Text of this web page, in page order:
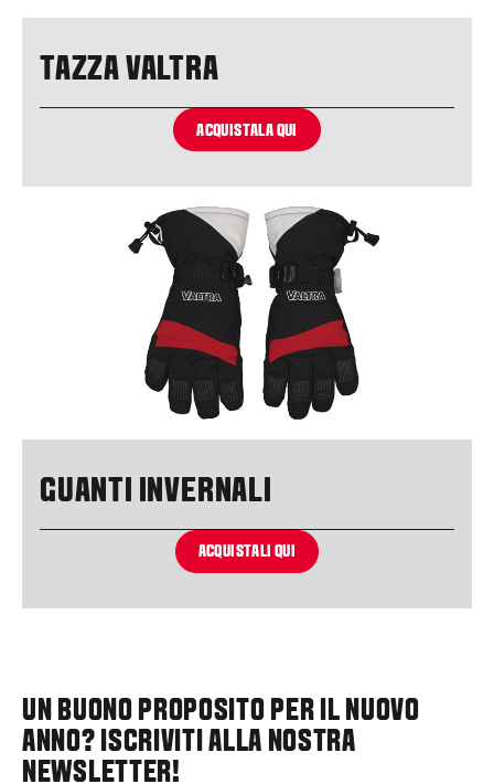
TAZZA VALTRA
ACQUISTALA QUI
GUANTI INVERNALI
ACQUISTALI QUI
UN BUONO PROPOSITO PER IL NUOVO
ANNO? ISCRIVITI ALLA NOSTRA
NEWSLETTER!